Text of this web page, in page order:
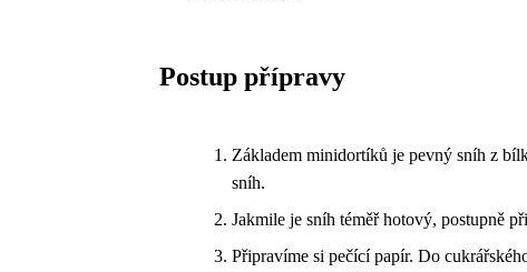
Postup přípravy
Základem minidortíků je pevný sníh z
sníh.
Jakmile je sníh téměř hotový, postupně
Připravíme si pečící papír. Do